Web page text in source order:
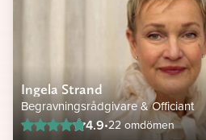
Ingela Strand
Begravningsrådgivare & Officiant
4.9•22 omdömen